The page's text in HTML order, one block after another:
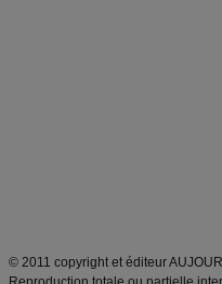
© 2011 copyright et éditeur